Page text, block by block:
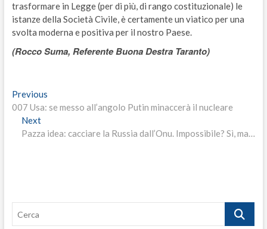
trasformare in Legge (per di più, di rango costituzionale) le
istanze della Società Civile, è certamente un viatico per una
svolta moderna e positiva per il nostro Paese.
(Rocco Suma, Referente Buona Destra Taranto)
Navigazione
articoli
PreviousPrevious
post:
007 Usa: se messo all’angolo Putin minaccerà il nucleare
NextNext
post:
Pazza idea: cacciare la Russia dall’Onu. Impossibile? Sì, ma…
Cerca